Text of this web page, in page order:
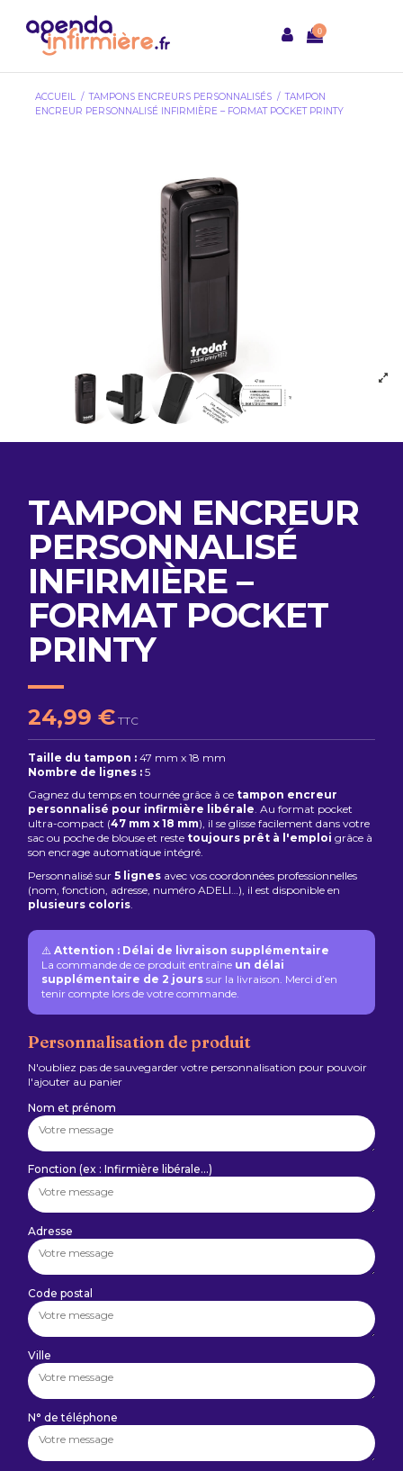
0
ACCUEIL TAMPONS ENCREURS PERSONNALISÉS
TAMPON
ENCREUR PERSONNALISÉ INFIRMIÈRE – FORMAT POCKET PRINTY
TAMPON ENCREUR
PERSONNALISÉ
INFIRMIÈRE –
FORMAT POCKET
PRINTY
24,99 € TTC
Taille du tampon : 47 mm x 18 mm
Nombre de lignes : 5
Gagnez du temps en tournée grâce à ce tampon encreur
personnalisé pour infirmière libérale. Au format pocket
ultra-compact (47 mm x 18 mm), il se glisse facilement dans votre
sac ou poche de blouse et reste toujours prêt à l'emploi grâce à
son encrage automatique intégré.
Personnalisé sur 5 lignes avec vos coordonnées professionnelles
(nom, fonction, adresse, numéro ADELI…), il est disponible en
plusieurs coloris
⚠️ Attention : Délai de livraison supplémentaire
La commande de ce produit entraîne un délai
supplémentaire de 2 jours sur la livraison. Merci d’en
tenir compte lors de votre commande.
Personnalisation de produit
N'oubliez pas de sauvegarder votre personnalisation pour pouvoir
l'ajouter au panier
Nom et prénom
Fonction (ex : Infirmière libérale…)
Adresse
Code postal
Ville
N° de téléphone